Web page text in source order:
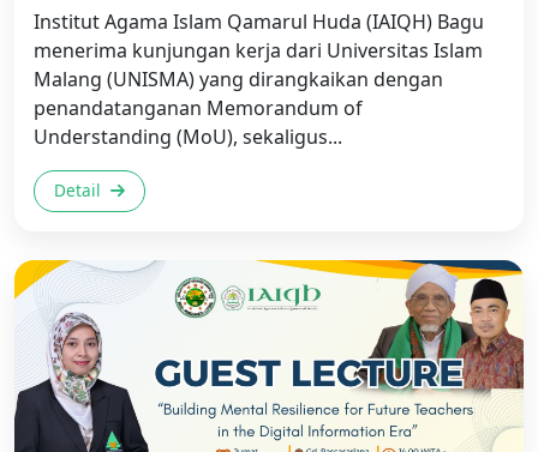
Institut Agama Islam Qamarul Huda (IAIQH) Bagu
menerima kunjungan kerja dari Universitas Islam
Malang (UNISMA) yang dirangkaikan dengan
penandatanganan Memorandum of
Understanding (MoU), sekaligus...
Detail